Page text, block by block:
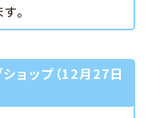
。
ョップ（12月27日